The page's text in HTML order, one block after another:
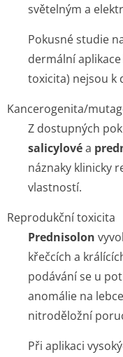
světelným a
Pokusné studie
dermální aplikace
toxicita) nejsou k
Kancerogenita/
Z dostupných
salicylovéa
náznaky klinicky
vlastností.
Reprodukční toxicita
Prednisolon
křečcích a
podávání se u
anomálie na
nitroděložní
Při aplikaci